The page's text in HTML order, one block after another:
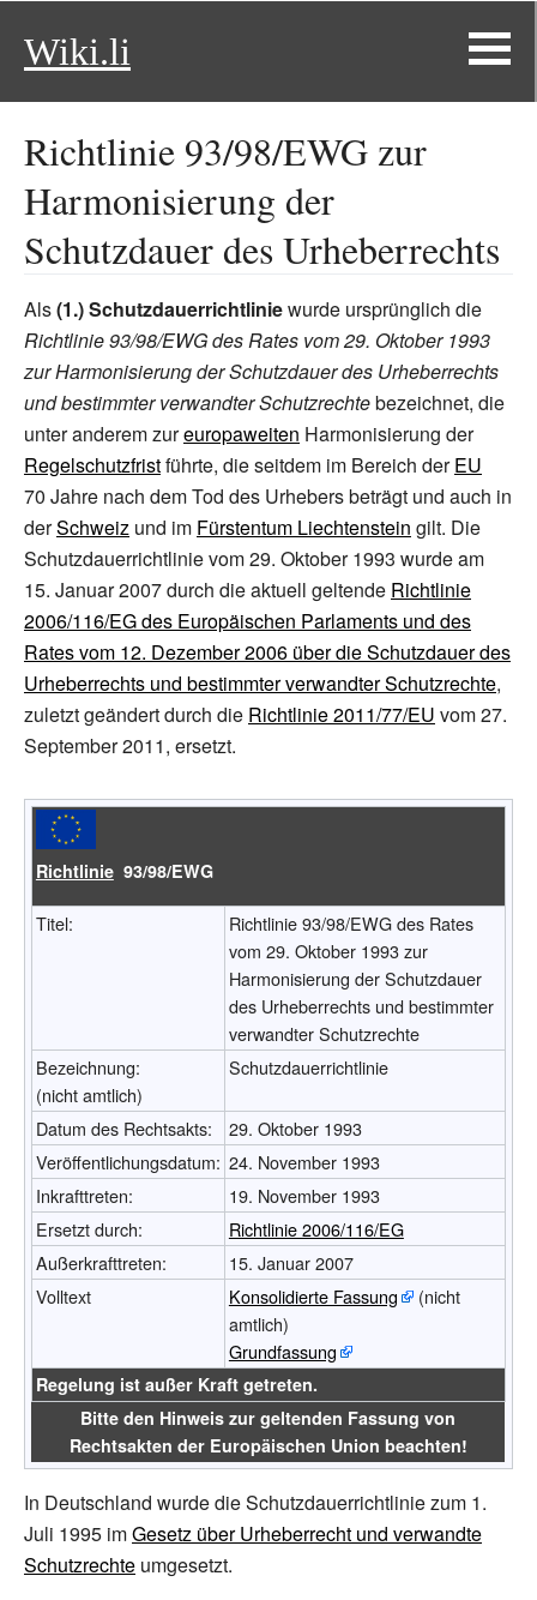
Wiki.li
Richtlinie 93/98/EWG zur
Harmonisierung der
Schutzdauer des Urheberrechts
Als(1.) Schutzdauerrichtliniewurde ursprünglich die
Richtlinie 93/98/EWG des Rates vom 29. Oktober 1993
zur Harmonisierung der Schutzdauer des Urheberrechts
und bestimmter verwandter Schutzrechtebezeichnet, die
unter anderem zureuropaweiten Harmonisierung der
Regelschutzfristführte, die seitdem im Bereich derEU
70 Jahre nach dem Tod des Urhebers beträgt und auch in
derSchweiz und im Fürstentum Liechtenstein gilt. Die
Schutzdauerrichtlinie vom 29. Oktober 1993 wurde am
15. Januar 2007 durch die aktuell geltende Richtlinie
2006/116/EG des Europäischen Parlaments und des
Rates vom 12. Dezember 2006 über die Schutzdauer des
Urheberrechts und bestimmter verwandter Schutzrechte,
zuletzt geändert durch die Richtlinie 2011/77/EU vom 27.
September 2011, ersetzt.
Richtlinie 93/98/EWG
Titel:
Richtlinie 93/98/EWG des Rates
vom 29. Oktober 1993 zur
Harmonisierung der Schutzdauer
des Urheberrechts und bestimmter
verwandter Schutzrechte
Bezeichnung:
(nicht amtlich)
Schutzdauerrichtlinie
Datum des Rechtsakts:
29. Oktober 1993
Veröffentlichungsdatum: 24. November 1993
Inkrafttreten:
19. November 1993
Ersetzt durch:
Richtlinie 2006/116/EG
Außerkrafttreten:
15. Januar 2007
Volltext
Konsolidierte Fassung
(nicht
amtlich)
Grundfassung
Regelung ist außer Kraft getreten.
Bitte den Hinweis zur geltenden Fassung von
Rechtsakten der Europäischen Union beachten!
In Deutschland wurde die Schutzdauerrichtlinie zum 1.
Juli 1995 imGesetz über Urheberrecht und verwandte
Schutzrechte umgesetzt.